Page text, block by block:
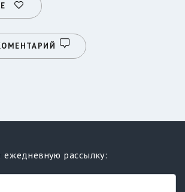
рассылку: